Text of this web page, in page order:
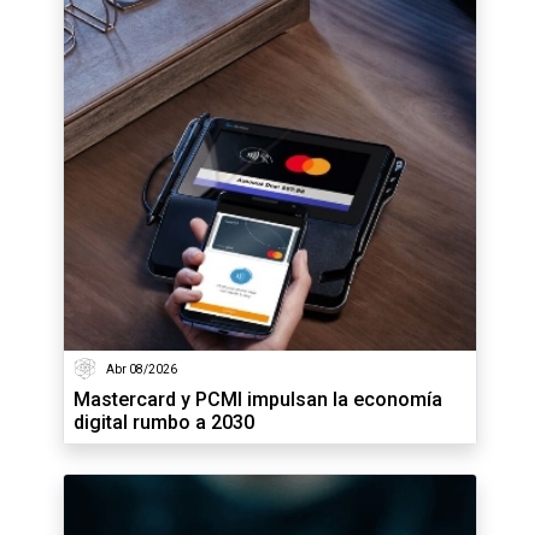
Abr 08/2026
Mastercard y PCMI impulsan la economía
digital rumbo a 2030